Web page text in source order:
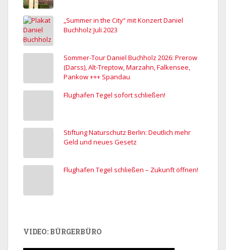
„Summer in the City“ mit Konzert Daniel
Buchholz Juli 2023
Sommer-Tour Daniel Buchholz 2026: Prerow
(Darss), Alt-Treptow, Marzahn, Falkensee,
Pankow +++ Spandau
Flughafen Tegel sofort schließen!
Stiftung Naturschutz Berlin: Deutlich mehr
Geld und neues Gesetz
Flughafen Tegel schließen – Zukunft öffnen!
VIDEO: BÜRGERBÜRO